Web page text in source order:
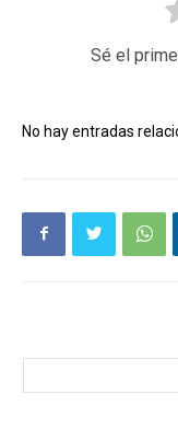
Sé el
No hay entradas